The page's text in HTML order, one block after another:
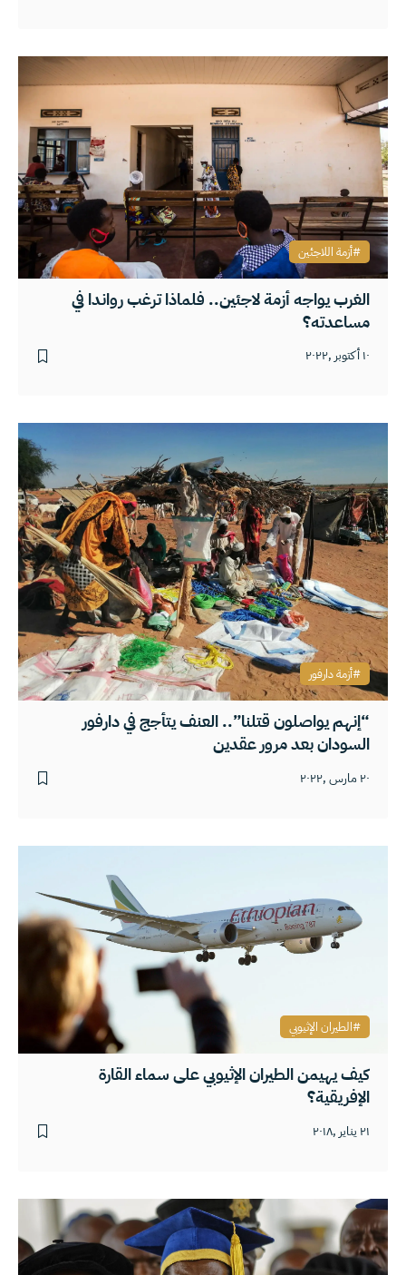
الغرب يواجه أزمة لاجئين.. فلماذا ترغب رواندا في
مساعدته؟
١٠ أكتوبر ,٢٠٢٢
أزمة اللاجئين
“إنهم يواصلون قتلنا”.. العنف يتأجج في دارفور
السودان بعد مرور عقدين
٢٠ مارس ,٢٠٢٢
أزمة دارفور
كيف يهيمن الطيران الإثيوبي على سماء القارة
الإفريقية؟
٢١ يناير ,٢٠١٨
الطيران الإثيوبي